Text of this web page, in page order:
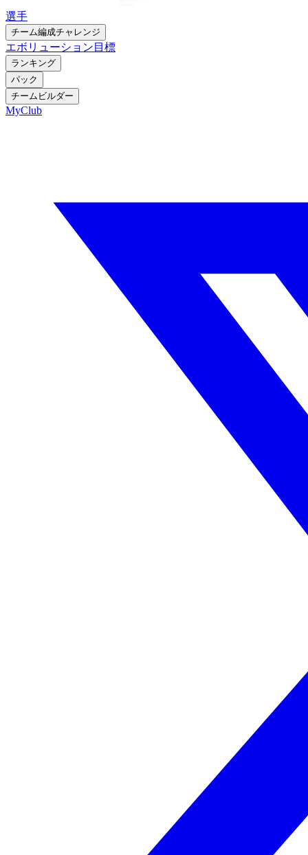
選手
チーム編成チャレンジ
エボリューション 目標
ランキング
パック
チームビルダー
MyClub